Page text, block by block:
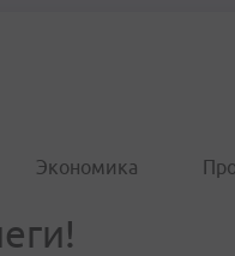
Экономика